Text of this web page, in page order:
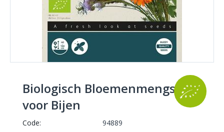
Biologisch Bloemenmengsel
voor Bijen
Code: 94889